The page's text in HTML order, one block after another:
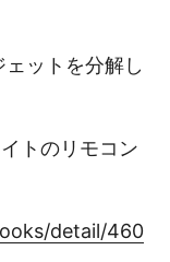
ットを分解し
トのリモコン
detail/460